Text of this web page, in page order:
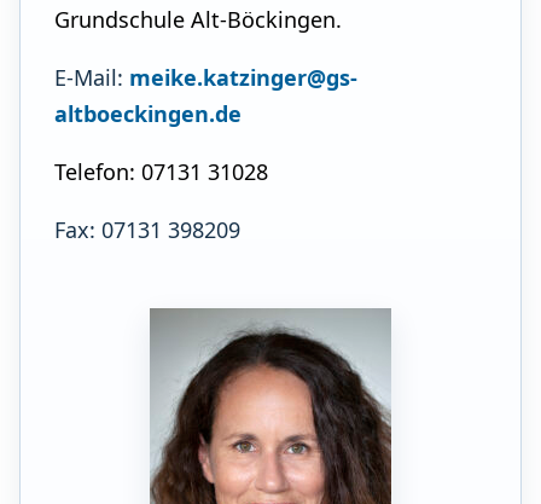
Grundschule Alt-Böckingen.
E-Mail: meike.katzinger@gs-
altboeckingen.de
Telefon: 07131 31028
Fax: 07131 398209